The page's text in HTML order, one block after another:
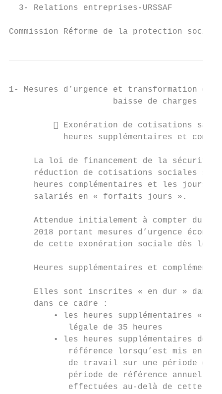
3- Relations entreprises-URSSAF
Commission Réforme de la protection
1- Mesures d’urgence et transformation du
                     baisse de charges
 Exonération de cotisations
heures supplémentaires et
La loi de financement de la sécurité
réduction de cotisations sociales
heures complémentaires et les jours
     salariés en « forfaits jours ».
Attendue initialement à compter du
2018 portant mesures d’urgence
de cette exonération sociale dès le
Heures supplémentaires et
Elles sont inscrites « en dur » dans
     dans ce cadre :
• les heures supplémentaires «
            légale de 35 heures
• les heures supplémentaires
référence lorsqu’est mis en
de travail sur une période de
période de référence annuelle
effectuées au-delà de cette